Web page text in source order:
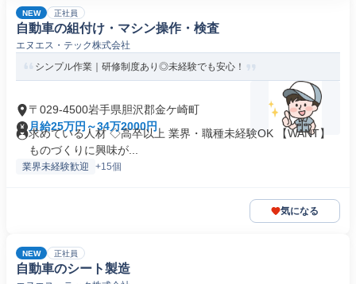
NEW 正社員
自動車の組付け・マシン操作・検査
エヌエス・テック株式会社
シンプル作業｜研修制度あり◎未経験でも安心！
〒029-4500岩手県胆沢郡金ケ崎町
月給25万円～34万2000円
求めている人材 ◇高卒以上 業界・職種未経験OK 【WANT】
ものづくりに興味が...
業界未経験歓迎 +15個
気になる
NEW 正社員
自動車のシート製造